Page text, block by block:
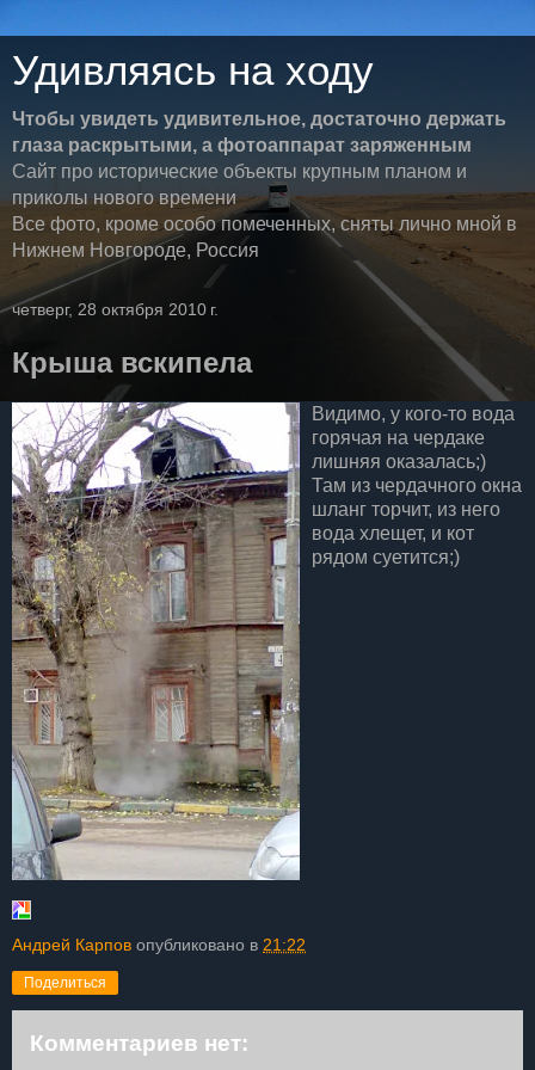
Удивляясь на ходу
Чтобы увидеть удивительное, достаточно держать
глаза раскрытыми, а фотоаппарат заряженным
Сайт про исторические объекты крупным планом и
приколы нового времени
Все фото, кроме особо помеченных, сняты лично мной в
Нижнем Новгороде, Россия
четверг, 28 октября 2010 г.
Крыша вскипела
Видимо, у кого-то вода
горячая на чердаке
лишняя оказалась;)
Там из чердачного окна
шланг торчит, из него
вода хлещет, и кот
рядом суетится;)
Андрей Карпов опубликовано в 21:22
Поделиться
Комментариев нет: